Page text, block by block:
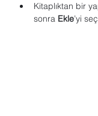
Kitaplıktan bir
sonra Ekle’yi